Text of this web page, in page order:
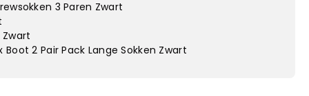
Winterjassen
3 Paren Zwart
Zwart
2 Pair Pack Lange Sokken Zwart